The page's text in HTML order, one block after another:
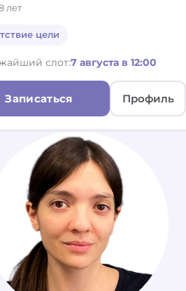
лет
цели
слот:7 августа в 12:00
Записаться Профиль